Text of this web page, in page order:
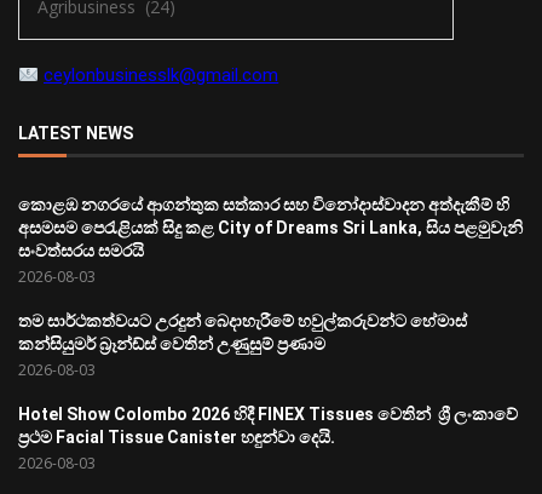
ceylonbusinesslk@gmail.com
LATEST NEWS
කොළඹ නගරයේ ආගන්තුක සත්කාර සහ විනෝදාස්වාදන අත්දැකීම් හි
අසමසම පෙරැළියක් සිදු කළ City of Dreams Sri Lanka, සිය පළමුවැනි
සංවත්සරය සමරයි
2026-08-03
තම සාර්ථකත්වයට උරදුන් බෙදාහැරීමේ හවුල්කරුවන්ට හේමාස්
කන්සියුමර් බ්‍රෑන්ඩ්ස් වෙතින් උණුසුම් ප්‍රණාම
2026-08-03
Hotel Show Colombo 2026 හිදී FINEX Tissues වෙතින් ශ්‍රී ලංකාවේ
ප්‍රථම Facial Tissue Canister හඳුන්වා දෙයි.
2026-08-03